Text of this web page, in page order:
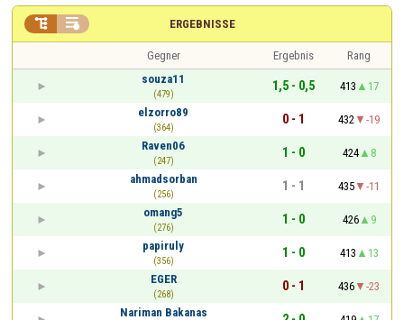
ERGEBNISSE
 
Gegner Ergebnis
Rang
souza11
(479)
1,5 - 0,5 413
17
elzorro89
(364)
0 - 1 432
-19
Raven06
(247)
1 - 0 424
8
ahmadsorban
(256)
1 - 1 435
-11
omang5
(276)
1 - 0 426
9
papiruly
(356)
1 - 0 413
13
EGER
(268)
0 - 1 436
-23
Nariman Bakanas